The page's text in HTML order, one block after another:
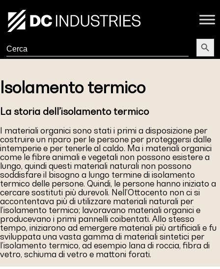
Search
for:
Search
Isolamento termico
La storia dell’isolamento termico
I materiali organici sono stati i primi a disposizione per
costruire un riparo per le persone per proteggersi dalle
intemperie e per tenerle al caldo. Ma i materiali organici
come le fibre animali e vegetali non possono esistere a
lungo, quindi questi materiali naturali non possono
soddisfare il bisogno a lungo termine di isolamento
termico delle persone. Quindi, le persone hanno iniziato a
cercare sostituti più durevoli. Nell’Ottocento non ci si
accontentava più di utilizzare materiali naturali per
l’isolamento termico; lavoravano materiali organici e
producevano i primi pannelli coibentati. Allo stesso
tempo, iniziarono ad emergere materiali più artificiali e fu
sviluppata una vasta gamma di materiali sintetici per
l’isolamento termico, ad esempio lana di roccia, fibra di
vetro, schiuma di vetro e mattoni forati.